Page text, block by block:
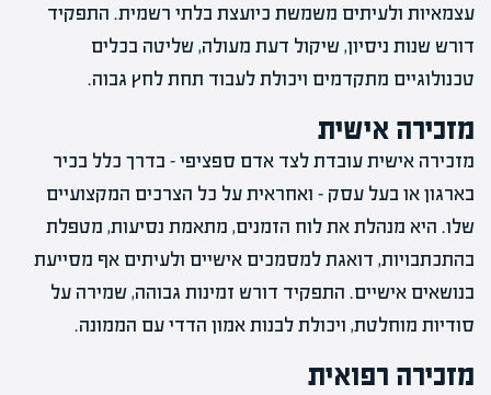
עצמאיות ולעיתים משמשת כיועצת בלתי רשמית. התפקיד
דורש שנות ניסיון, שיקול דעת מעולה, שליטה בכלים
טכנולוגיים מתקדמים ויכולת לעבוד תחת לחץ גבוה.
מזכירה אישית
מזכירה אישית עובדת לצד אדם ספציפי – בדרך כלל בכיר
בארגון או בעל עסק – ואחראית על כל הצרכים המקצועיים
שלו. היא מנהלת את לוח הזמנים, מתאמת נסיעות, מטפלת
בהתכתבויות, דואגת למסמכים אישיים ולעיתים אף מסייעת
בנושאים אישיים. התפקיד דורש זמינות גבוהה, שמירה על
סודיות מוחלטת, ויכולת לבנות אמון הדדי עם הממונה.
מזכירה רפואית